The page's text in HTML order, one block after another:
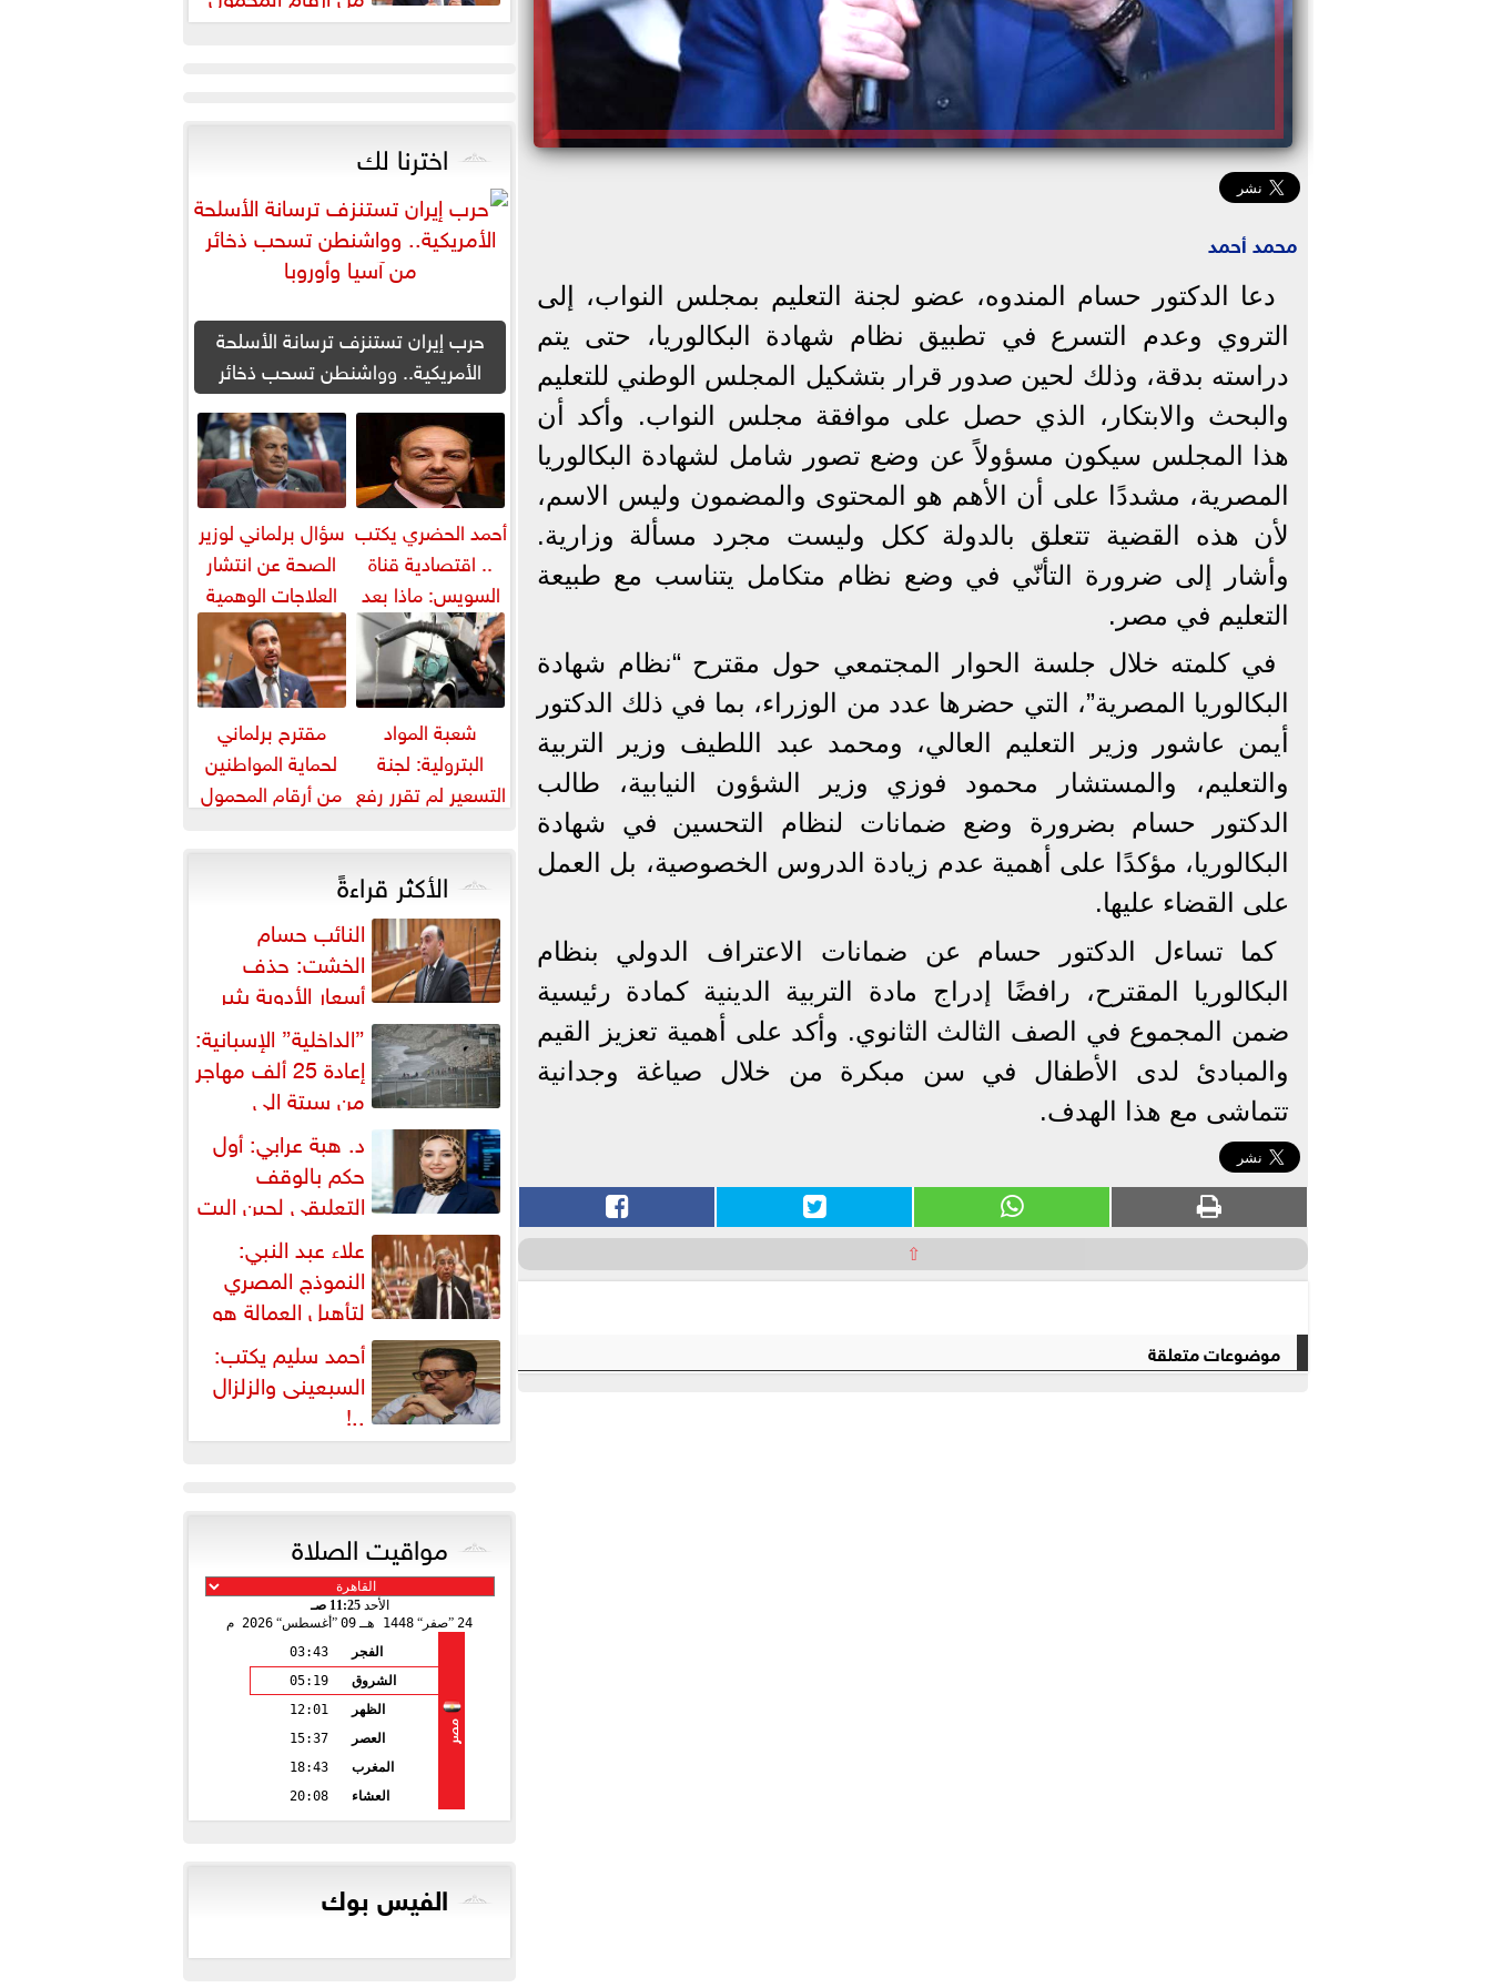
محمد أحمد
دعا الدكتور حسام المندوه، عضو لجنة التعليم بمجلس النواب، إلى
التروي وعدم التسرع في تطبيق نظام شهادة البكالوريا، حتى يتم
دراسته بدقة، وذلك لحين صدور قرار بتشكيل المجلس الوطني للتعليم
والبحث والابتكار، الذي حصل على موافقة مجلس النواب. وأكد أن
هذا المجلس سيكون مسؤولاً عن وضع تصور شامل لشهادة البكالوريا
المصرية، مشددًا على أن الأهم هو المحتوى والمضمون وليس الاسم،
لأن هذه القضية تتعلق بالدولة ككل وليست مجرد مسألة وزارية.
وأشار إلى ضرورة التأنّي في وضع نظام متكامل يتناسب مع طبيعة
التعليم في مصر.
في كلمته خلال جلسة الحوار المجتمعي حول مقترح “نظام شهادة
البكالوريا المصرية”، التي حضرها عدد من الوزراء، بما في ذلك الدكتور
أيمن عاشور وزير التعليم العالي، ومحمد عبد اللطيف وزير التربية
والتعليم، والمستشار محمود فوزي وزير الشؤون النيابية، طالب
الدكتور حسام بضرورة وضع ضمانات لنظام التحسين في شهادة
البكالوريا، مؤكدًا على أهمية عدم زيادة الدروس الخصوصية، بل العمل
على القضاء عليها.
كما تساءل الدكتور حسام عن ضمانات الاعتراف الدولي بنظام
البكالوريا المقترح، رافضًا إدراج مادة التربية الدينية كمادة رئيسية
ضمن المجموع في الصف الثالث الثانوي. وأكد على أهمية تعزيز القيم
والمبادئ لدى الأطفال في سن مبكرة من خلال صياغة وجدانية
تتماشى مع هذا الهدف.
⇧
موضوعات متعلقة
المجهولة
اخترنا لك
حرب إيران تستنزف ترسانة الأسلحة
الأمريكية.. وواشنطن تسحب ذخائر
من آسيا وأوروبا
أحمد الحضري يكتب
.. اقتصادية قناة
السويس: ماذا بعد
«الهبد»؟
سؤال برلماني لوزير
الصحة عن انتشار
العلاجات الوهمية
لمرضى السرطان
شعبة المواد
البترولية: لجنة
التسعير لم تقرر رفع
والسولار حتى...
مقترح برلماني
لحماية المواطنين
من أرقام المحمول
الأكثر قراءةً
النائب حسام
الخشت: حذف
أسعار الأدوية يثير
إشكالية دستورية ويهدد حق
المواطن...
”الداخلية” الإسبانية:
إعادة 25 ألف مهاجر
من سبتة إلى
المغرب... وارتفاع حصيلة...
د. هبة عرابي: أول
حكم بالوقف
التعليقي لحين البت
في الطعن على... علاء عبد النبي:
النموذج المصري
لتأهيل العمالة هو
البديل العملي والأمثل لأزمات...
أحمد سليم يكتب:
السبعينى والزلزال
..!
مواقيت الصلاة
الأحد11:25 صـ
24 صفر 1448 هـ 09 أغسطس 2026 م
مصر
الفجر
03:43
الشروق
05:19
الظهر
12:01
العصر
15:37
المغرب
18:43
العشاء
20:08
الفيس بوك